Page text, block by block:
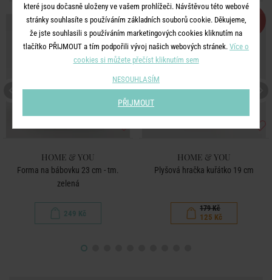
HOME & YOU
Forma na bábovku 23 cm - tm.
zelená
249 Kč
-30
HOME & YOU
Plyšová hračka kuřátko 19 cm
179 Kč
125 Kč
které jsou dočasně uloženy ve vašem prohlížeči. Návštěvou této webové
stránky souhlasíte s používáním základních souborů cookie. Děkujeme,
že jste souhlasili s používáním marketingových cookies kliknutím na
tlačítko PŘIJMOUT a tím podpořili vývoj našich webových stránek. Více o
cookies si můžete přečíst kliknutím sem
NESOUHLASÍM
PŘIJMOUT